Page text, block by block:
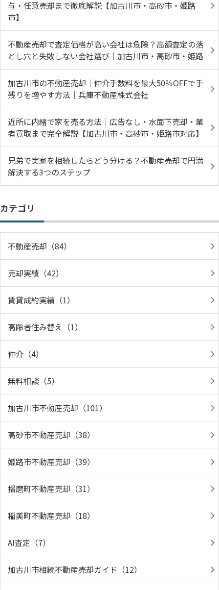
与・任意売却まで徹底解説【加古川市・高砂市・姫路
市】
不動産売却で査定価格が高い会社は危険？高額査定の落
とし穴と失敗しない会社選び｜加古川市・高砂市・姫路
加古川市の不動産売却｜仲介手数料を最大50％OFFで手
残りを増やす方法｜兵庫不動産株式会社
近所に内緒で家を売る方法｜広告なし・水面下売却・業
者買取まで完全解説【加古川市・高砂市・姫路市対応】
兄弟で実家を相続したらどう分ける？不動産売却で円満
解決する3つのステップ
カテゴリ
不動産売却（84）
売却実績（42）
賃貸成約実績（1）
高齢者住み替え（1）
仲介（4）
無料相談（5）
加古川市不動産売却（101）
高砂市不動産売却（38）
姫路市不動産売却（39）
播磨町不動産売却（31）
稲美町不動産売却（18）
AI査定（7）
加古川市相続不動産売却ガイド（12）